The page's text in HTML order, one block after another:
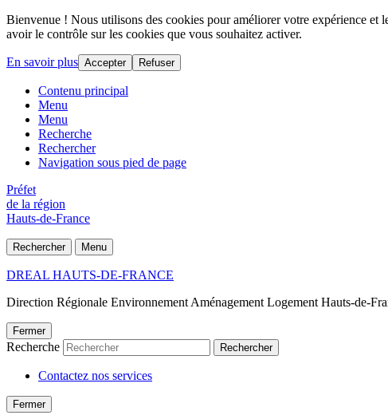
Bienvenue ! Nous utilisons des cookies pour améliorer votre expérience et
avoir le contrôle sur les cookies que vous souhaitez activer.
En savoir plus Accepter Refuser
Contenu principal
Menu
Menu
Recherche
Rechercher
Navigation sous pied de page
Préfet
de la région
Hauts-de-France
Rechercher Menu
DREAL HAUTS-DE-FRANCE
Direction Régionale Environnement Aménagement Logement Hauts-de-
Fermer
Recherche Rechercher
Contactez nos services
Fermer